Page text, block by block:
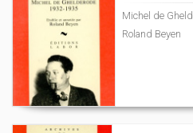
Michel de
Roland Beyen